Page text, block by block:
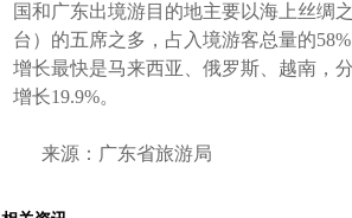
国和广东出境游目的地主要以海上丝绸
台）的五席之多，占入境游客总量的
增长最快是马来西亚、俄罗斯、越南，
增长19.9%。
来源：广东省旅游局